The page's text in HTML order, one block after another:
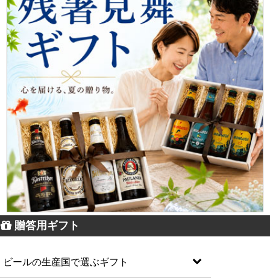
贈答用ギフト
ビールの生産国で選ぶギフト